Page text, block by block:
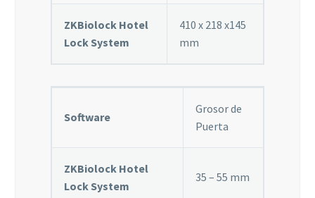
ZKBiolock Hotel
Lock System
410 x 218 x145
mm
Software
Grosor de
Puerta
ZKBiolock Hotel
Lock System
35 – 55 mm